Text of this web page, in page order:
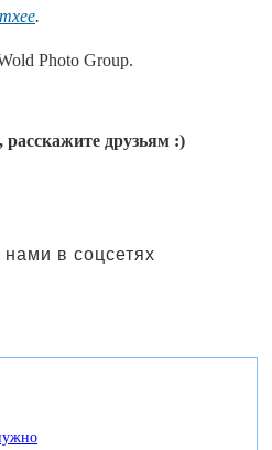
.
Photo Group.
расскажите друзьям :)
в соцсетях